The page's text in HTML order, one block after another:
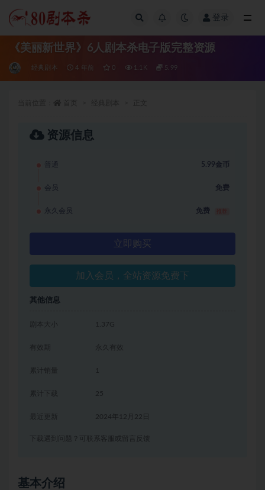
登录
《美丽新世界》6人剧本杀电子版完整资源
经典剧本 4 年前 0 1.1K 5.99
资源信息
普通 5.99金币
会员 免费
永久会员 免费
立即购买
加入会员，全站资源免费下
其他信息
剧本大小 1.37G
有效期 永久有效
累计销量 1
累计下载 25
2024年12月22日
下载遇到问题？可联系客服或留言反馈
基本介绍